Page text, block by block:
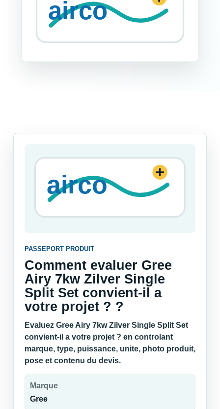
PASSEPORT PRODUIT
Comment evaluer Gree
Airy 7kw Zilver Single
Split Set convient-il a
votre projet ? ?
Evaluez Gree Airy 7kw Zilver Single Split Set
convient-il a votre projet ? en controlant
marque, type, puissance, unite, photo produit,
pose et contenu du devis.
Marque
Gree